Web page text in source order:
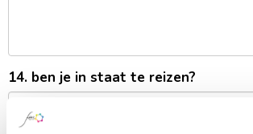
14. ben je in staat te reizen?